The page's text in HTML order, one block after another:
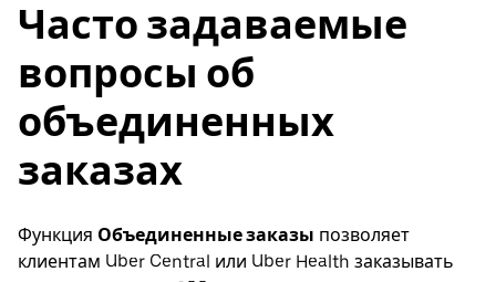
Часто задаваемые
вопросы об
объединенных
заказах
Функция Объединенные заказы позволяет
клиентам Uber Central или Uber Health заказывать